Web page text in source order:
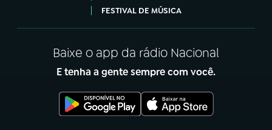
FESTIVAL DE MÚSICA
Baixe o app da rádio Nacional
E tenha a gente sempre com você.